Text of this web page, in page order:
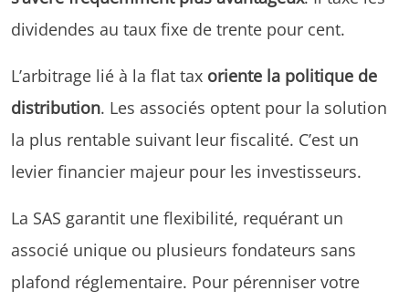
dividendes au taux fixe de trente pour cent.
L’arbitrage lié à la flat tax oriente la politique de
distribution. Les associés optent pour la solution
la plus rentable suivant leur fiscalité. C’est un
levier financier majeur pour les investisseurs.
La SAS garantit une flexibilité, requérant un
associé unique ou plusieurs fondateurs sans
plafond réglementaire. Pour pérenniser votre